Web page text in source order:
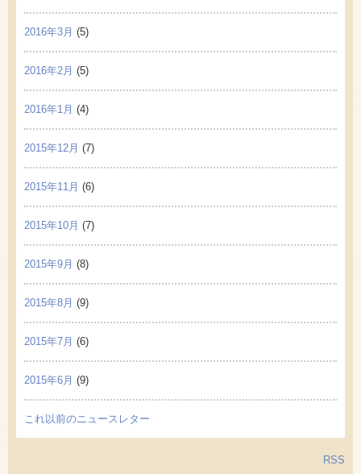
2016年3月 (5)
2016年2月 (5)
2016年1月 (4)
2015年12月 (7)
2015年11月 (6)
2015年10月 (7)
2015年9月 (8)
2015年8月 (9)
2015年7月 (6)
2015年6月 (9)
これ以前のニュースレター
RSS